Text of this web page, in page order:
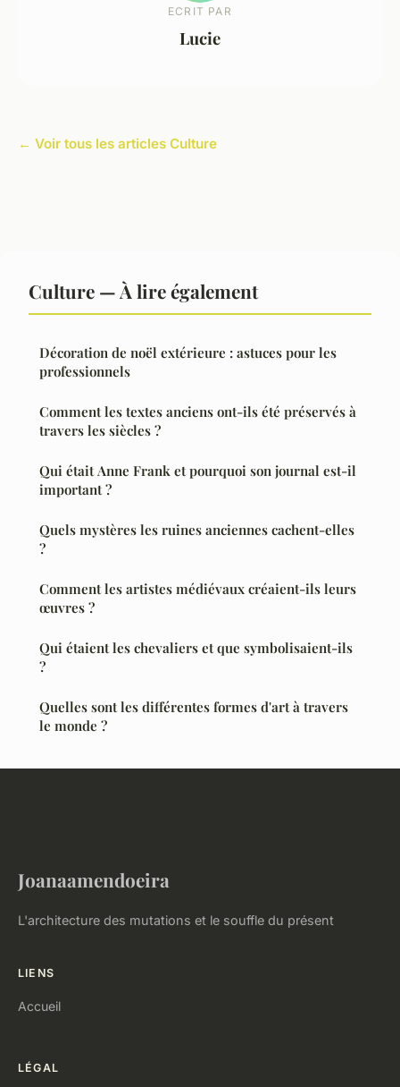
ECRIT PAR
Lucie
← Voir tous les articles Culture
Culture — À lire également
Décoration de noël extérieure : astuces pour les
professionnels
Comment les textes anciens ont-ils été préservés à
travers les siècles ?
Qui était Anne Frank et pourquoi son journal est-il
important ?
Quels mystères les ruines anciennes cachent-elles
?
Comment les artistes médiévaux créaient-ils leurs
œuvres ?
Qui étaient les chevaliers et que symbolisaient-ils
?
Quelles sont les différentes formes d'art à travers
le monde ?
Joanaamendoeira
L'architecture des mutations et le souffle du présent
LIENS
Accueil
LÉGAL